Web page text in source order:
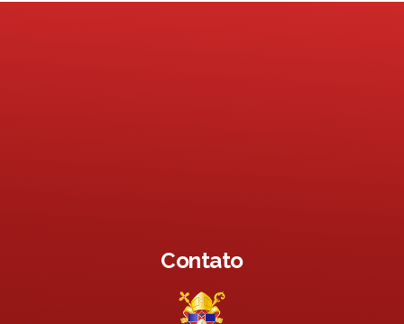
Contato